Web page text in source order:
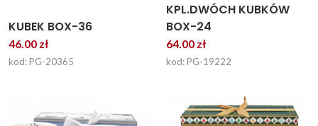
KUBEK BOX-36
46.00 zł
kod: PG-20365
KPL.DWÓCH KUBKÓW
BOX-24
64.00 zł
kod: PG-19222